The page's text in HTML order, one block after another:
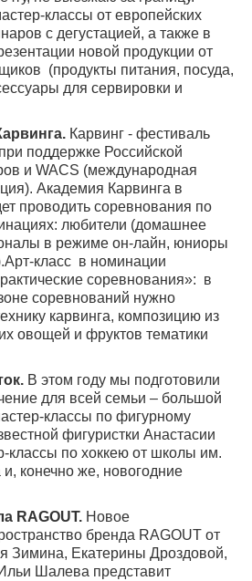
классы от европейских
с дегустацией, а также в
новой продукции от
(продукты питания, посуда,
для сервировки и
Карвинг - фестиваль
поддержке Российской
и WACS (международная
Академия Карвинга в
проводить соревнования по
любители (домашнее
в режиме он-лайн, юниоры
класс в номинации
соревнования»: в
соревнований нужно
карвинга, композицию из
овощей и фруктов тематики
В этом году мы подготовили
для всей семьи – большой
классы по фигурному
фигуристки Анастасии
классы по хоккею от школы им.
конечно же, новогодние
RAGOUT. Новое
бренда RAGOUT от
Зимина, Екатерины Дроздовой,
Шалева представит